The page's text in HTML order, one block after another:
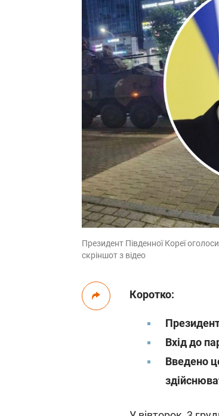
Президент Південної Кореї
скріншот з відео
Коротко:
Вхід до
Введено